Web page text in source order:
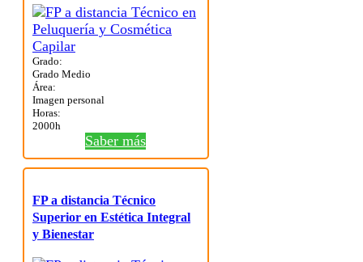
Grado:
Grado Medio
Área:
Imagen personal
Horas:
2000h
Saber más
FP a distancia Técnico
Superior en Estética Integral
y Bienestar